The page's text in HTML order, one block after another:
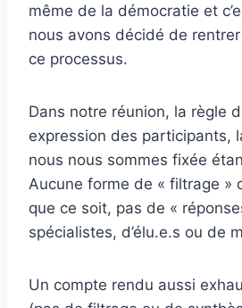
même de la démocratie et
nous avons décidé de
ce processus.
Dans notre réunion, la règle
expression des participants,
nous nous sommes fixée
Aucune forme de « filtrage »
que ce soit, pas de «
spécialistes, d’élu.e.s ou de
Un compte rendu aussi